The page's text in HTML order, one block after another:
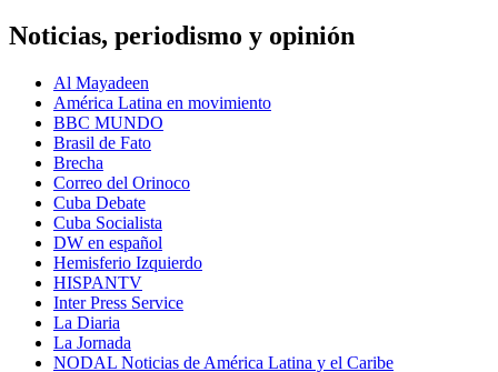
Noticias, periodismo y opinión
Al Mayadeen
América Latina en movimiento
BBC MUNDO
Brasil de Fato
Brecha
Correo del Orinoco
Cuba Debate
Cuba Socialista
DW en español
Hemisferio Izquierdo
HISPANTV
Inter Press Service
La Diaria
La Jornada
NODAL Noticias de América Latina y el Caribe